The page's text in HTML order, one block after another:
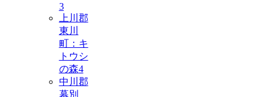
3
上川郡
東川
町：キ
トウシ
の森4
中川郡
幕別